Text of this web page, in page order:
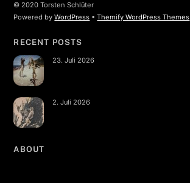
© 2020 Torsten Schlüter
Powered byWordPress •Themify WordPress Themes
RECENT POSTS
23. Juli 2026
2. Juli 2026
ABOUT